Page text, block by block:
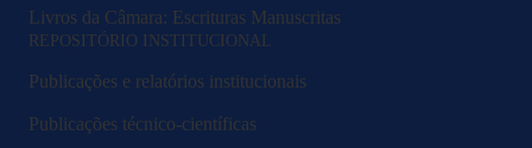
Livros da Câmara: Escrituras Manuscritas
REPOSITÓRIO INSTITUCIONAL
Publicações e relatórios institucionais
Publicações técnico-científicas